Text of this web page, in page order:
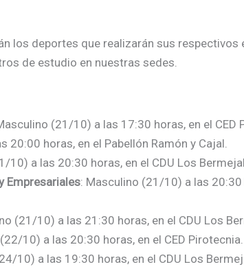
los deportes que realizarán sus respectivos
de estudio en nuestras sedes.
(21/10) a las 17:30 horas, en el CED
20:00 horas, en el Pabellón Ramón y Cajal.
10) a las 20:30 horas, en el CDU Los
Empresariales: Masculino (21/10) a las 20:30
(21/10) a las 21:30 horas, en el CDU Los
10) a las 20:30 horas, en el CED Pirotecnia.
10) a las 19:30 horas, en el CDU Los